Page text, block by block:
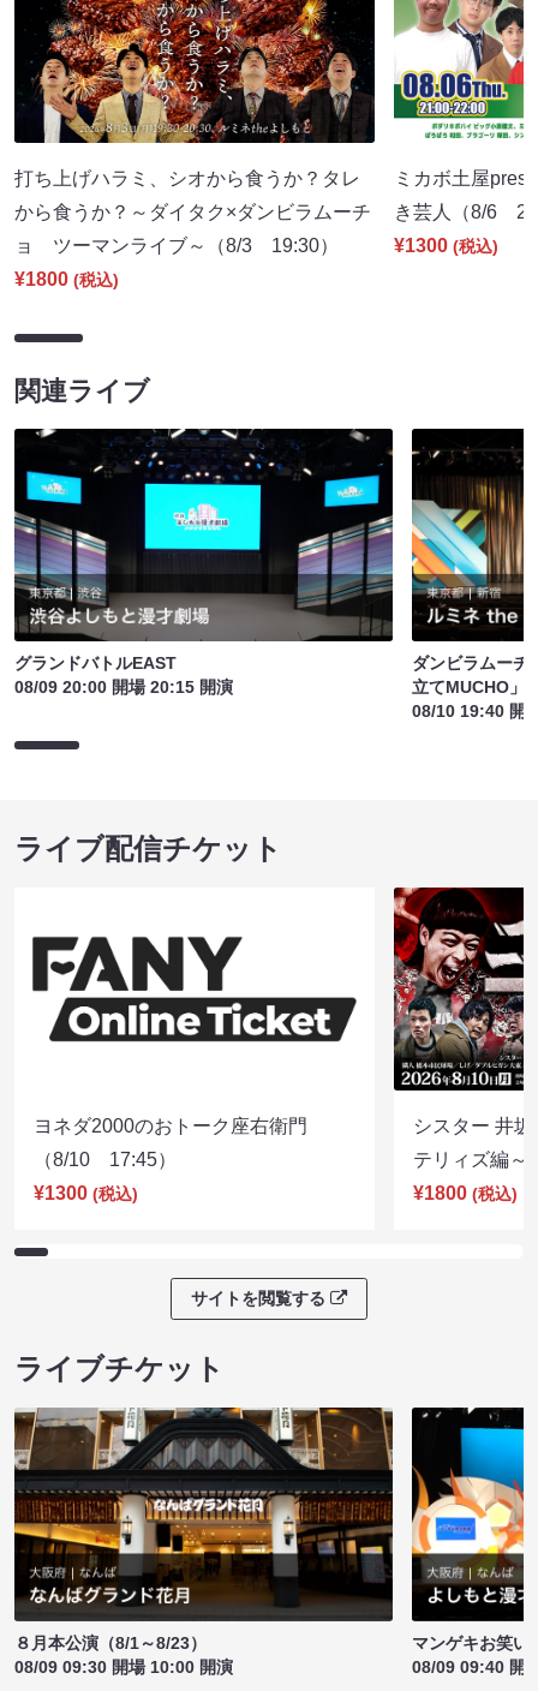
打ち上げハラミ、シオから食うか？タレ
から食うか？～ダイタク×ダンビラムーチ
ョ ツーマンライブ～（8/3 19:30）
¥1800 (税込)
ミカボ土屋
き芸人（8/6
¥1300 (税込)
関連ライブ
グランドバトルEAST
08/09 20:00 開場 20:15 開演
ダンビラムーチ
立てMUCHO」
08/10 19:40 開
ライブ配信チケット
ヨネダ2000のおトーク座右衛門
（8/10 17:45）
¥1300 (税込)
シスター 井
テリィズ編
¥1800 (税込)
サイトを閲覧する
ライブチケット
８月本公演（8/1～8/23）
08/09 09:30 開場 10:00 開演
マンゲキお笑い
08/09 09:40 開